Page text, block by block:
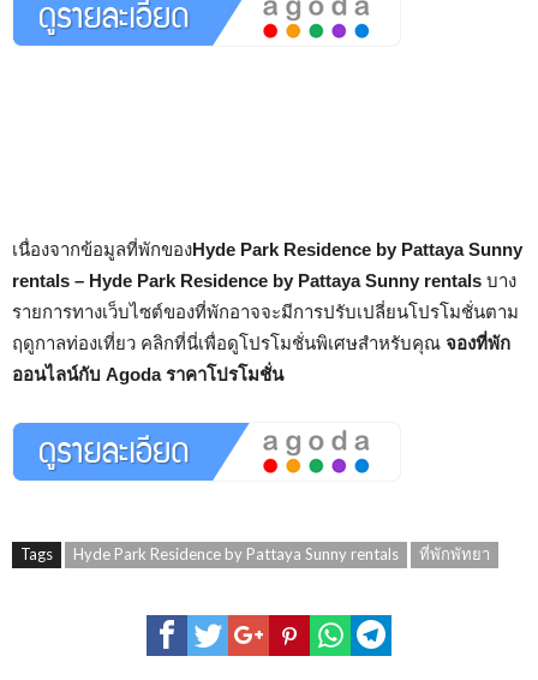
เนื่องจากข้อมูลที่พักของHyde Park Residence by Pattaya Sunny
rentals – Hyde Park Residence by Pattaya Sunny rentals บาง
รายการทางเว็บไซต์ของที่พักอาจจะมีการปรับเปลี่ยนโปรโมชั่นตาม
ฤดูกาลท่องเที่ยว คลิกที่นี่เพื่อดูโปรโมชั่นพิเศษสำหรับคุณ จองที่พัก
ออนไลน์กับ Agoda ราคาโปรโมชั่น
Tags Hyde Park Residence by Pattaya Sunny rentals ที่พักพัทยา